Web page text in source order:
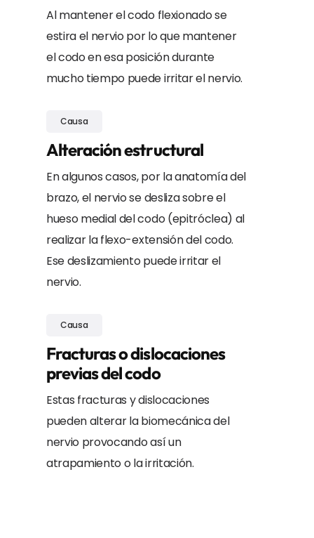
Al mantener el codo flexionado se
estira el nervio por lo que mantener
el codo en esa posición durante
mucho tiempo puede irritar el nervio.
Causa
Alteración estructural
En algunos casos, por la anatomía del
brazo, el nervio se desliza sobre el
hueso medial del codo (epitróclea) al
realizar la flexo-extensión del codo.
Ese deslizamiento puede irritar el
nervio.
Causa
Fracturas o dislocaciones
previas del codo
Estas fracturas y dislocaciones
pueden alterar la biomecánica del
nervio provocando así un
atrapamiento o la irritación.